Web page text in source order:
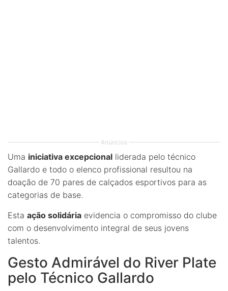
Anúncios
Uma iniciativa excepcional liderada pelo técnico
Gallardo e todo o elenco profissional resultou na
doação de 70 pares de calçados esportivos para as
categorias de base.
Esta ação solidária evidencia o compromisso do clube
com o desenvolvimento integral de seus jovens
talentos.
Gesto Admirável do River Plate
pelo Técnico Gallardo